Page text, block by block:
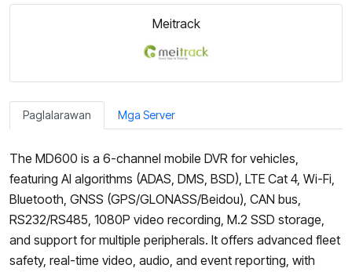
Meitrack
Paglalarawan Mga Server
The MD600 is a 6-channel mobile DVR for vehicles,
featuring AI algorithms (ADAS, DMS, BSD), LTE Cat 4, Wi-Fi,
Bluetooth, GNSS (GPS/GLONASS/Beidou), CAN bus,
RS232/RS485, 1080P video recording, M.2 SSD storage,
and support for multiple peripherals. It offers advanced fleet
safety, real-time video, audio, and event reporting, with